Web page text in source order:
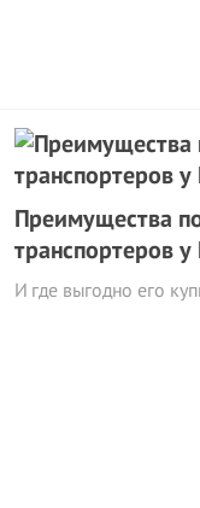
Преимущества
транспортеров
И где выгодно его